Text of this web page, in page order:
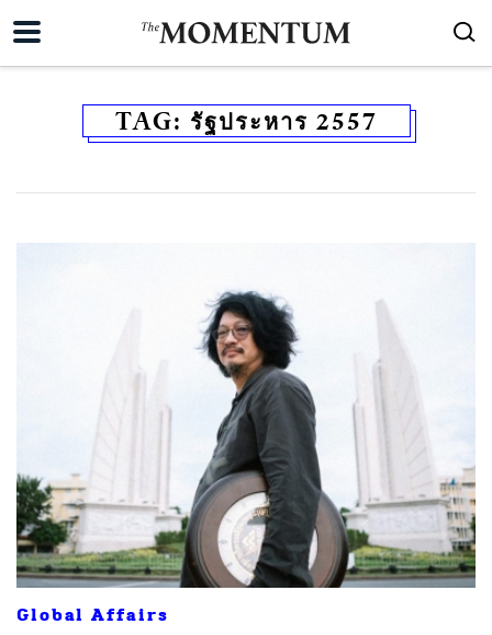
TAG: รัฐประหาร 2557
Global Affairs